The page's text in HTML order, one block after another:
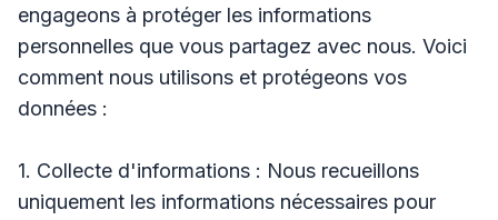
engageons à protéger les informations
personnelles que vous partagez avec nous. Voici
comment nous utilisons et protégeons vos
données :
1. Collecte d'informations : Nous recueillons
uniquement les informations nécessaires pour